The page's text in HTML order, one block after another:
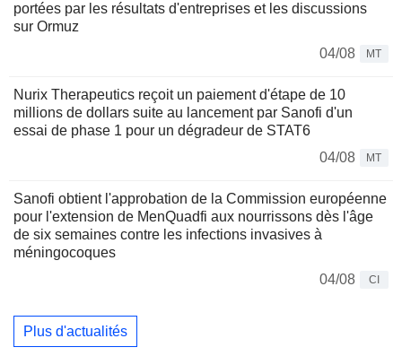
portées par les résultats d'entreprises et les discussions
sur Ormuz
04/08
MT
Nurix Therapeutics reçoit un paiement d'étape de 10
millions de dollars suite au lancement par Sanofi d'un
essai de phase 1 pour un dégradeur de STAT6
04/08
MT
Sanofi obtient l'approbation de la Commission européenne
pour l'extension de MenQuadfi aux nourrissons dès l'âge
de six semaines contre les infections invasives à
méningocoques
04/08
CI
Plus d'actualités